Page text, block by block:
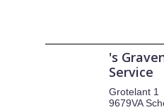
's
Service
Grotelant 1
9679VA